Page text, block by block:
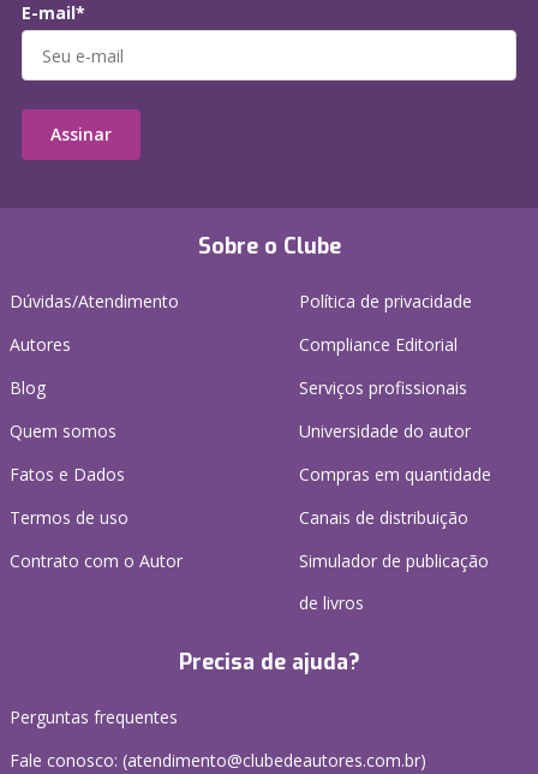
Sobre o Clube
Dúvidas/Atendimento
Autores
Blog
Quem somos
Fatos e Dados
Termos de uso
Contrato com o Autor
Política de privacidade
Compliance Editorial
Serviços profissionais
Universidade do autor
Compras em quantidade
Canais de distribuição
Simulador de publicação
de livros
Precisa de ajuda?
Perguntas frequentes
Fale conosco: (atendimento@clubedeautores.com.br)
E-mail*
Assinar